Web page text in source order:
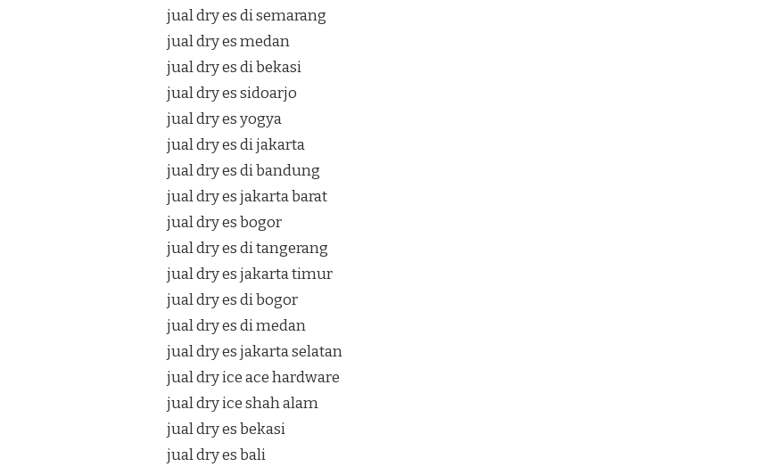
jual dry es di semarang
jual dry es medan
jual dry es di bekasi
jual dry es sidoarjo
jual dry es yogya
jual dry es di jakarta
jual dry es di bandung
jual dry es jakarta barat
jual dry es bogor
jual dry es di tangerang
jual dry es jakarta timur
jual dry es di bogor
jual dry es di medan
jual dry es jakarta selatan
jual dry ice ace hardware
jual dry ice shah alam
jual dry es bekasi
jual dry es bali